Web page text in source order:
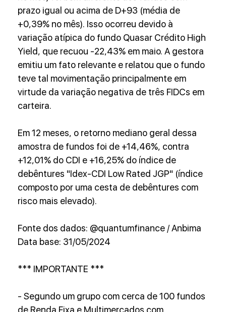
prazo igual ou acima de D+93 (média de
+0,39% no mês). Isso ocorreu devido à
variação atípica do fundo Quasar Crédito High
Yield, que recuou -22,43% em maio. A gestora
emitiu um fato relevante e relatou que o fundo
teve tal movimentação principalmente em
virtude da variação negativa de três FIDCs em
carteira.
Em 12 meses, o retorno mediano geral dessa
amostra de fundos foi de +14,46%, contra
+12,01% do CDI e +16,25% do índice de
debêntures "Idex-CDI Low Rated JGP" (índice
composto por uma cesta de debêntures com
risco mais elevado).
Fonte dos dados: @quantumfinance / Anbima
Data base: 31/05/2024
*** IMPORTANTE ***
- Segundo um grupo com cerca de 100 fundos
de Renda Fixa e Multimercados com